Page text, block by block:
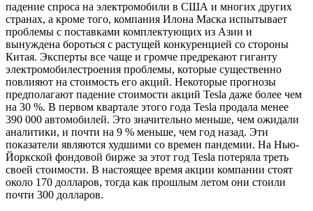
падение спроса на электромобили в США и многих других
странах, а кроме того, компания Илона Маска испытывает
проблемы с поставками комплектующих из Азии и
вынуждена бороться с растущей конкуренцией со стороны
Китая. Эксперты все чаще и громче предрекают гиганту
электромобилестроения проблемы, которые существенно
повлияют на стоимость его акций. Некоторые прогнозы
предполагают падение стоимости акций Tesla даже более чем
на 30 %. В первом квартале этого года Tesla продала менее
390 000 автомобилей. Это значительно меньше, чем ожидали
аналитики, и почти на 9 % меньше, чем год назад. Эти
показатели являются худшими со времен пандемии. На Нью-
Йоркской фондовой бирже за этот год Tesla потеряла треть
своей стоимости. В настоящее время акции компании стоят
около 170 долларов, тогда как прошлым летом они стоили
почти 300 долларов.